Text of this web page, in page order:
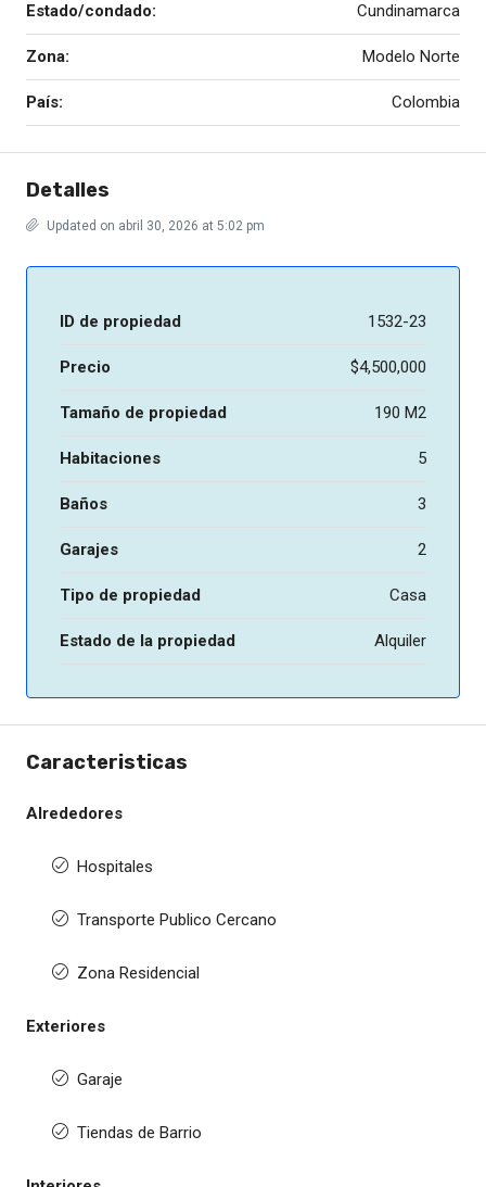
Estado/condado: Cundinamarca
Zona: Modelo Norte
País: Colombia
Detalles
Updated on abril 30, 2026 at 5:02 pm
ID de propiedad 1532-23
Precio $4,500,000
Tamaño de propiedad 190 M2
Habitaciones 5
Baños 3
Garajes 2
Tipo de propiedad Casa
Estado de la propiedad Alquiler
Caracteristicas
Alrededores
Hospitales
Transporte Publico Cercano
Zona Residencial
Exteriores
Garaje
Tiendas de Barrio